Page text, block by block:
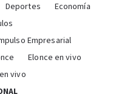
Deportes
Economía
Empresarial
Elonce en vivo
vivo